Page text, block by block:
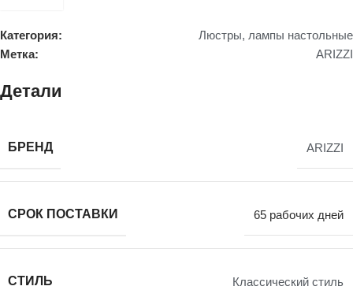
Категория:
Люстры, лампы настольные
Метка:
ARIZZI
Детали
БРЕНД ARIZZI
СРОК ПОСТАВКИ 65 рабочих дней
СТИЛЬ Классический стиль